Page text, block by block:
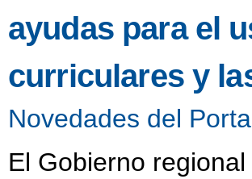
ayudas para el
curriculares y
Novedades del
El Gobierno